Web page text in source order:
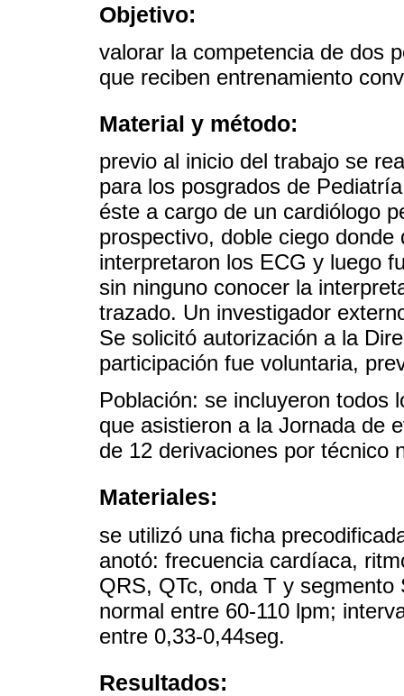
Objetivo:
valorar la competencia de dos
que reciben entrenamiento
Material y método:
previo al inicio del trabajo se
para los posgrados de
éste a cargo de un cardiólogo
prospectivo, doble ciego
interpretaron los ECG y luego
sin ninguno conocer la
trazado. Un investigador
Se solicitó autorización a la
participación fue voluntaria,
Población: se incluyeron todos
que asistieron a la Jornada de
de 12 derivaciones por técnico
Materiales:
se utilizó una ficha
anotó: frecuencia cardíaca,
QRS, QTc, onda T y
normal entre 60-110 lpm;
entre 0,33-0,44seg.
Resultados: